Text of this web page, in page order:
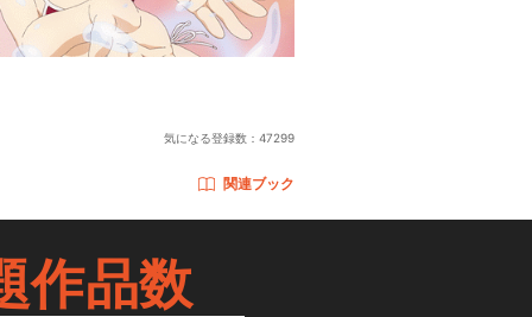
気になる登録数： 47299
関連ブック
作品数